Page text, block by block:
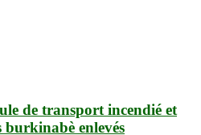
de transport incendié et
burkinabè enlevés